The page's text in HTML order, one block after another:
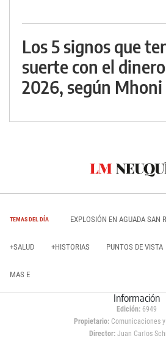
Los 5 signos que
suerte con el
2026, según
TEMAS DEL DÍA EXPLOSIÓN EN AGUADA SAN
+SALUD +HISTORIAS PUNTOS DE VISTA
MAS E
Información
Edición: 6949
Propietario:Comunicaciones y
Director: Juan Carlos